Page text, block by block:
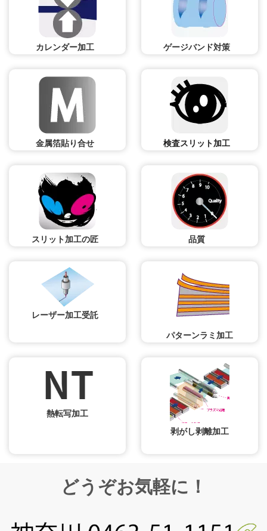
カレンダー加工 ゲージバンド対策
金属箔貼り合せ 検査スリット加工
スリット加工の匠 品質
レーザー加工受託
パターンラミ加工
熱転写加工
剥がし剥離加工
どうぞお気軽に！